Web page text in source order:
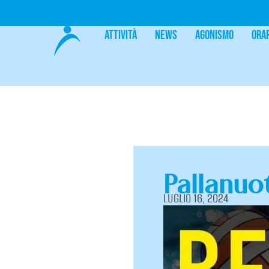
Attività News Agonismo
LUGLIO 16, 2024